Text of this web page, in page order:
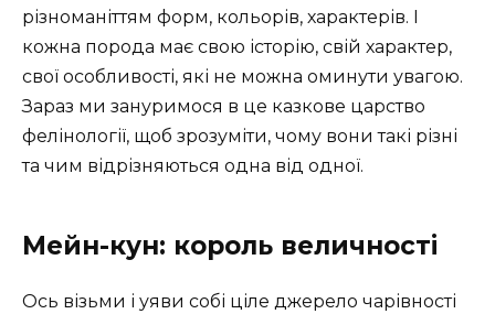
різноманіттям форм, кольорів, характерів. І
кожна порода має свою історію, свій характер,
свої особливості, які не можна оминути увагою.
Зараз ми зануримося в це казкове царство
фелінології, щоб зрозуміти, чому вони такі різні
та чим відрізняються одна від одної.
Мейн-кун: король величності
Ось візьми і уяви собі ціле джерело чарівності